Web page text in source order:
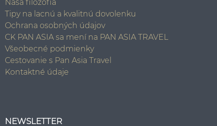
Naša filozofia
Tipy na lacnú a kvalitnú dovolenku
Ochrana osobných údajov
CK PAN ASIA sa mení na PAN ASIA TRAVEL
Všeobecné podmienky
Cestovanie s Pan Asia Travel
Kontaktné údaje
NEWSLETTER